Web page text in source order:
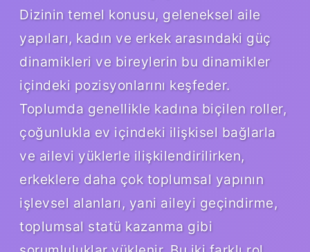
Dizinin temel konusu, geleneksel aile
yapıları, kadın ve erkek arasındaki güç
dinamikleri ve bireylerin bu dinamikler
içindeki pozisyonlarını keşfeder.
Toplumda genellikle kadına biçilen roller,
çoğunlukla ev içindeki ilişkisel bağlarla
ve ailevi yüklerle ilişkilendirilirken,
erkeklere daha çok toplumsal yapının
işlevsel alanları, yani aileyi geçindirme,
toplumsal statü kazanma gibi